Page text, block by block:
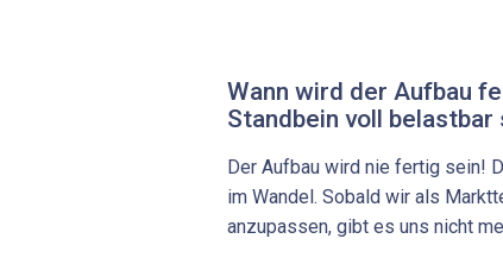
Wann wird der Aufbau
Standbein voll belastbar
Der Aufbau wird nie fertig sein!
im Wandel. Sobald wir als
anzupassen, gibt es uns nicht